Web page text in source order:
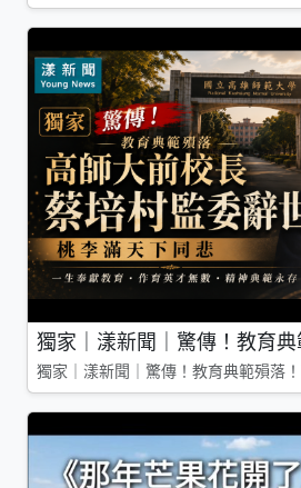
獨家｜漾新聞｜驚傳！教育
獨家｜漾新聞｜驚傳！教育典範殞落